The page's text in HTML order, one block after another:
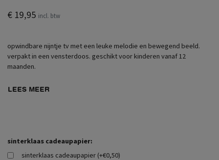
€ 19,95 incl. btw
opwindbare nijntje tv met een leuke melodie en bewegend beeld.
verpakt in een vensterdoos. geschikt voor kinderen vanaf 12
maanden.
LEES MEER
sinterklaas cadeaupapier:
sinterklaas cadeaupapier (+€0,50)